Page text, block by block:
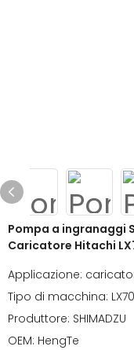
Pompa a ingranaggi
Caricatore Hitachi
Applicazione:
Tipo di macchina:
Produttore: SHIMADZU
OEM: HengTe